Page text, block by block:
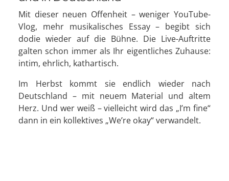
Mit dieser neuen Offenheit – weniger YouTube-
Vlog, mehr musikalisches Essay – begibt sich
dodie wieder auf die Bühne. Die Live-Auftritte
galten schon immer als Ihr eigentliches Zuhause:
intim, ehrlich, kathartisch.
Im Herbst kommt sie endlich wieder nach
Deutschland – mit neuem Material und altem
Herz. Und wer weiß – vielleicht wird das „I’m fine“
dann in ein kollektives „We’re okay“ verwandelt.